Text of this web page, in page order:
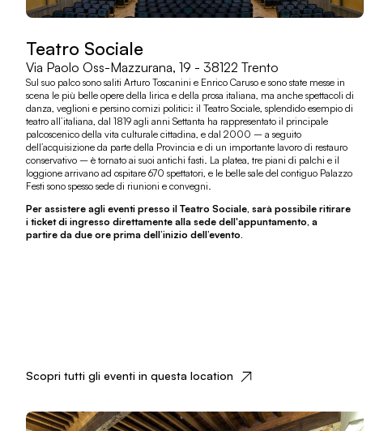
Teatro Sociale
Via Paolo Oss-Mazzurana, 19 - 38122 Trento
Sul suo palco sono saliti Arturo Toscanini e Enrico Caruso e sono state messe in
scena le più belle opere della lirica e della prosa italiana, ma anche spettacoli di
danza, veglioni e persino comizi politici: il Teatro Sociale, splendido esempio di
teatro all’italiana, dal 1819 agli anni Settanta ha rappresentato il principale
palcoscenico della vita culturale cittadina, e dal 2000 – a seguito
dell’acquisizione da parte della Provincia e di un importante lavoro di restauro
conservativo – è tornato ai suoi antichi fasti. La platea, tre piani di palchi e il
loggione arrivano ad ospitare 670 spettatori, e le belle sale del contiguo Palazzo
Festi sono spesso sede di riunioni e convegni.
Per assistere agli eventi presso il Teatro Sociale, sarà possibile ritirare
i ticket di ingresso direttamente alla sede dell'appuntamento, a
partire da due ore prima dell’inizio dell’evento.
Scopri tutti gli eventi in questa location